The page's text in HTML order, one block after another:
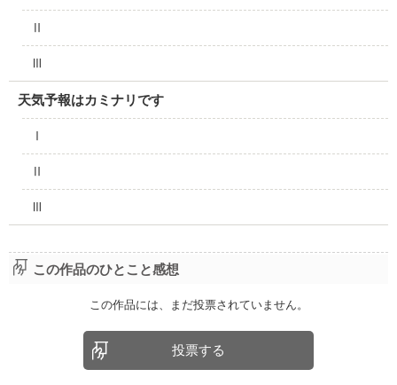
Ⅱ
Ⅲ
天気予報はカミナリです
Ⅰ
Ⅱ
Ⅲ
この作品のひとこと感想
この作品には、まだ投票されていません。
投票する